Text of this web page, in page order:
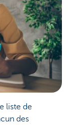
liste de
des